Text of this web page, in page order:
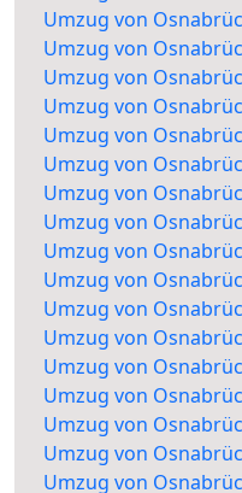
Umzug von
Umzug von
Umzug von
Umzug von
Umzug von
Umzug von
Umzug von
Umzug von
Umzug von
Umzug von
Umzug von
Umzug von
Umzug von
Umzug von
Umzug von
Umzug von
Umzug von